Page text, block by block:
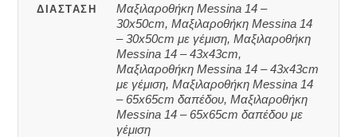
ΔΙΆΣΤΑΣΗ
Μαξιλαροθήκη Messina 14 –
30x50cm, Μαξιλαροθήκη Messina 14
– 30x50cm με γέμιση, Μαξιλαροθήκη
Messina 14 – 43x43cm,
Μαξιλαροθήκη Messina 14 – 43x43cm
με γέμιση, Μαξιλαροθήκη Messina 14
– 65x65cm δαπέδου, Μαξιλαροθήκη
Messina 14 – 65x65cm δαπέδου με
γέμιση